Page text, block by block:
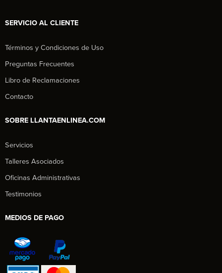
SERVICIO AL CLIENTE
Términos y Condiciones de Uso
Preguntas Frecuentes
Libro de Reclamaciones
Contacto
SOBRE LLANTAENLINEA.COM
Servicios
Talleres Asociados
Oficinas Administrativas
Testimonios
MEDIOS DE PAGO